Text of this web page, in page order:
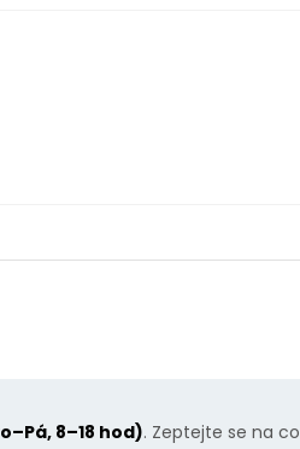
8–18 hod). Zeptejte se na co